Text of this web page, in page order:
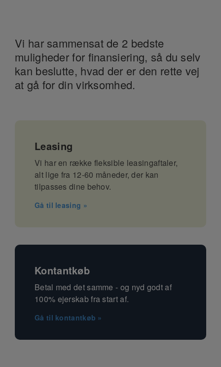
Vi har sammensat de 2 bedste
muligheder for finansiering, så du selv
kan beslutte, hvad der er den rette vej
at gå for din virksomhed.
Leasing
Vi har en række fleksible leasingaftaler,
alt lige fra 12-60 måneder, der kan
tilpasses dine behov.
Gå til leasing »
Kontantkøb
Betal med det samme - og nyd godt af
100% ejerskab fra start af.
Gå til kontantkøb »